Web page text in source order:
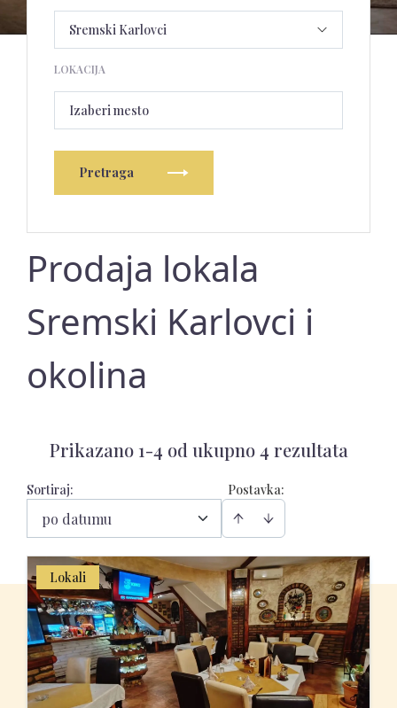
LOKACIJA
Izaberi mesto
Pretraga
Prodaja lokala
Sremski Karlovci i
okolina
Prikazano 1-4 od ukupno 4 rezultata
Postavka:
Sortiraj:
po datumu
Lokali